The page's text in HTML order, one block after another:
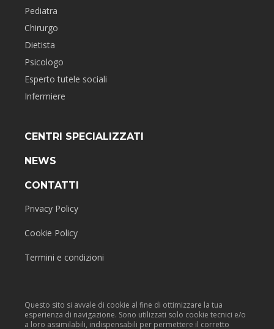
Pediatra
Chirurgo
Dietista
Psicologo
Esperto tutele sociali
Infermiere
CENTRI SPECIALIZZATI
NEWS
CONTATTI
Privacy Policy
Cookie Policy
Termini e condizioni
Questo sito si avvale di cookie al fine di ottimizzare la tua
esperienza di navigazione. Sono utilizzati solo cookie tecnici e/o
a loro assimilabili, indispensabili per permettere il corretto